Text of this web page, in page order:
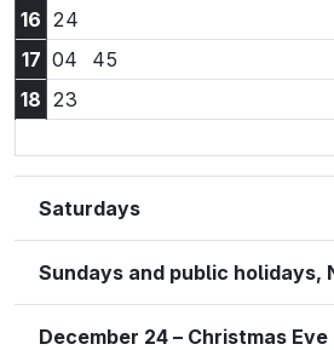
16 24
17 04 17:04
45
18 23
Saturdays
Sundays and public holidays,
December 24 – Christmas Eve